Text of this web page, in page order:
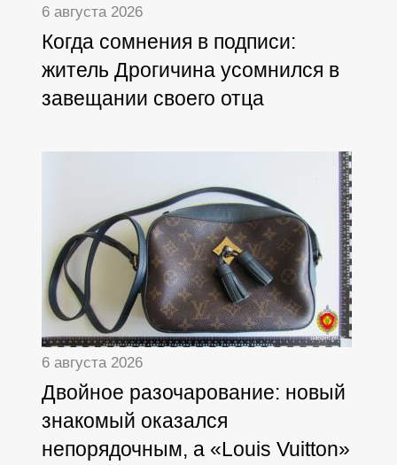
6 августа 2026
Когда сомнения в подписи:
житель Дрогичина усомнился в
завещании своего отца
6 августа 2026
Двойное разочарование: новый
знакомый оказался
непорядочным, а «Louis Vuitton»